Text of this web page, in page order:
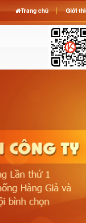
Trang chủ Giới